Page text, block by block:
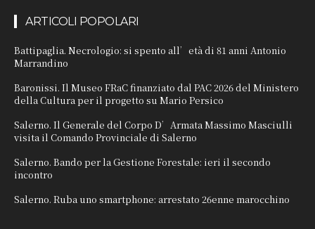
ARTICOLI POPOLARI
Battipaglia. Necrologio: si spento all’età di 81 anni Antonio
Marrandino
Baronissi. Il Museo FRaC finanziato dal PAC 2026 del Ministero
della Cultura per il progetto su Mario Persico
Salerno. Il Generale del Corpo D’Armata Massimo Masciulli
visita il Comando Provinciale di Salerno
Salerno. Bando per la Gestione Forestale: ieri il secondo
incontro
Salerno. Ruba uno smartphone: arrestato 26enne marocchino